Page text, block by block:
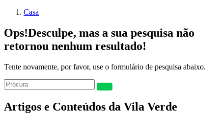
Casa
Ops!Desculpe, mas a sua pesquisa não
retornou nenhum resultado!
Tente novamente, por favor, use o formulário de pesquisa abaixo.
Artigos e Conteúdos da Vila Verde